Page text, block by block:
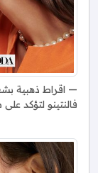
اقراط ذهبية
فالنتينو لتؤكد